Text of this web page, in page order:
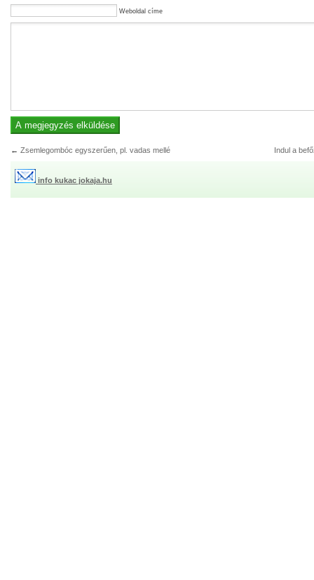
Weboldal címe
← Zsemlegombóc egyszerűen, pl. vadas mellé Indul a
info kukac jokaja.hu